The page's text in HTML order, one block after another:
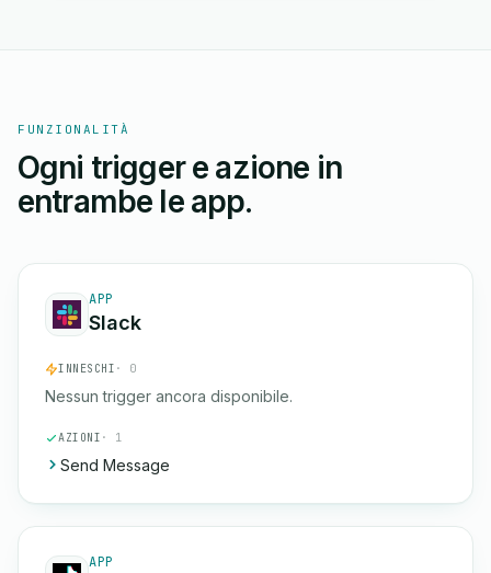
FUNZIONALITÀ
Ogni trigger e azione in
entrambe le app.
APP
Slack
INNESCHI · 0
Nessun trigger ancora disponibile.
AZIONI · 1
Send Message
APP